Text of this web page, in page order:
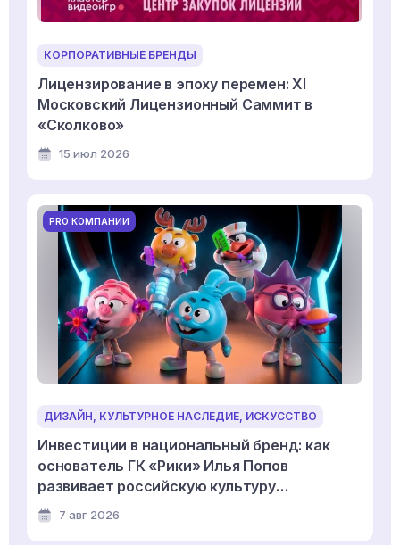
КОРПОРАТИВНЫЕ БРЕНДЫ
Лицензирование в эпоху перемен: XI
Московский Лицензионный Саммит в
«Сколково»
15 июл 2026
PRO КОМПАНИИ
ДИЗАЙН, КУЛЬТУРНОЕ НАСЛЕДИЕ, ИСКУССТВО
Инвестиции в национальный бренд: как
основатель ГК «Рики» Илья Попов
развивает российскую культуру
дизайнерской игрушки
7 авг 2026